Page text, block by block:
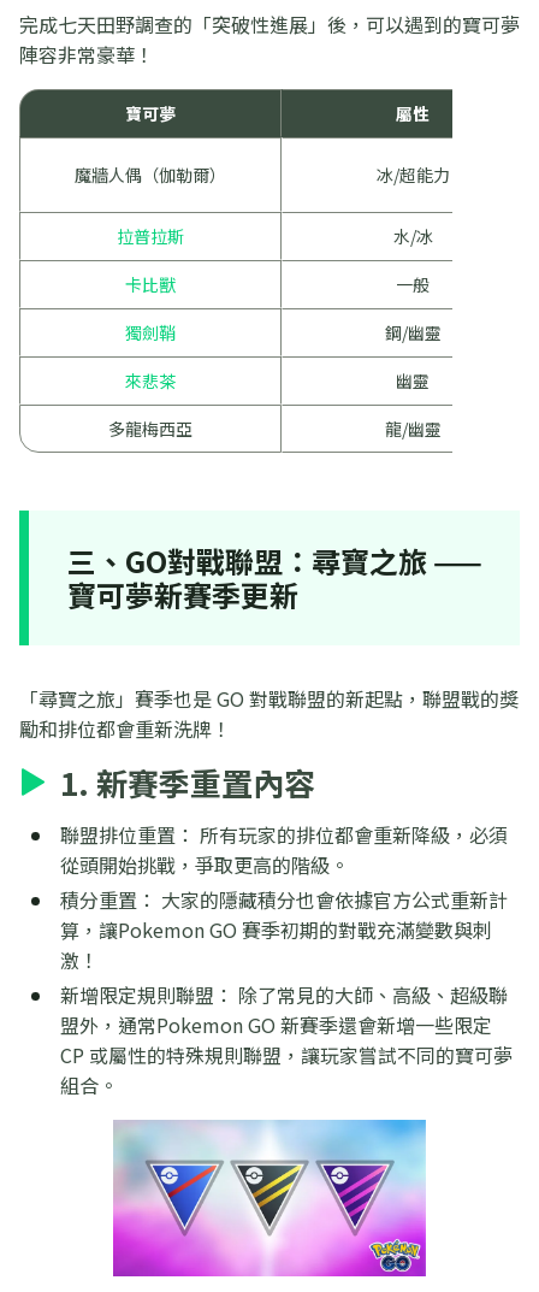
完成七天田野調查的「突破性進展」後，可以遇到的寶可夢
陣容非常豪華！
寶可夢 屬性
魔牆人偶（伽勒爾） 冰/超能力
拉普拉斯
水/冰
卡比獸
一般
獨劍鞘
鋼/幽靈
來悲茶
幽靈
多龍梅西亞
龍/幽靈
三、GO對戰聯盟：尋寶之旅 ——
寶可夢新賽季更新
「尋寶之旅」賽季也是 GO 對戰聯盟的新起點，聯盟戰的獎
勵和排位都會重新洗牌！
1. 新賽季重置內容
聯盟排位重置： 所有玩家的排位都會重新降級，必須
從頭開始挑戰，爭取更高的階級。
積分重置： 大家的隱藏積分也會依據官方公式重新計
算，讓Pokemon GO 賽季初期的對戰充滿變數與刺
激！
新增限定規則聯盟： 除了常見的大師、高級、超級聯
盟外，通常Pokemon GO 新賽季還會新增一些限定
CP 或屬性的特殊規則聯盟，讓玩家嘗試不同的寶可夢
組合。